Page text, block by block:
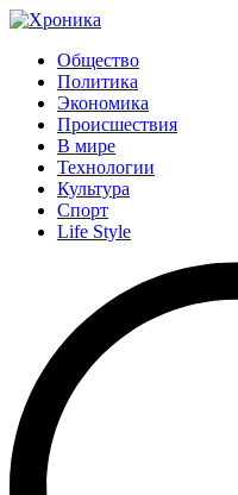
Общество
Политика
Экономика
Происшествия
В мире
Технологии
Культура
Спорт
Life Style